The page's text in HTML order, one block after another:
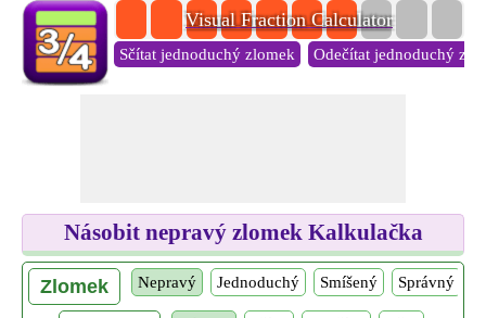
Visual Fraction Calculator
Sčítat jednoduchý zlomek Odečítat jednoduchý
Násobit nepravý zlomek Kalkulačka
Zlomek Nepravý Jednoduchý Smíšený Správný